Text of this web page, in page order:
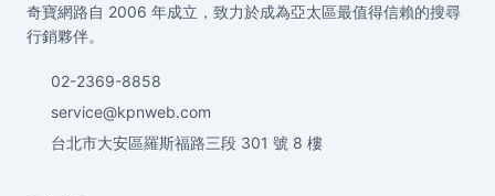
奇寶網路自 2006 年成立，致力於成為亞太區最值得信賴的搜尋
行銷夥伴。
02-2369-8858
service@kpnweb.com
台北市大安區羅斯福路三段 301 號 8 樓